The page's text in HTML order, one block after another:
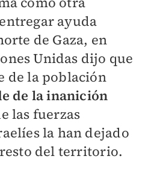
ayuda
de Gaza, en
Unidas dijo que
de la población
de la inanición
las fuerzas
la han dejado
del territorio.